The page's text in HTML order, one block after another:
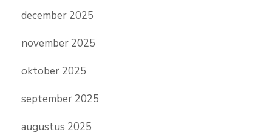
december 2025
november 2025
oktober 2025
september 2025
augustus 2025